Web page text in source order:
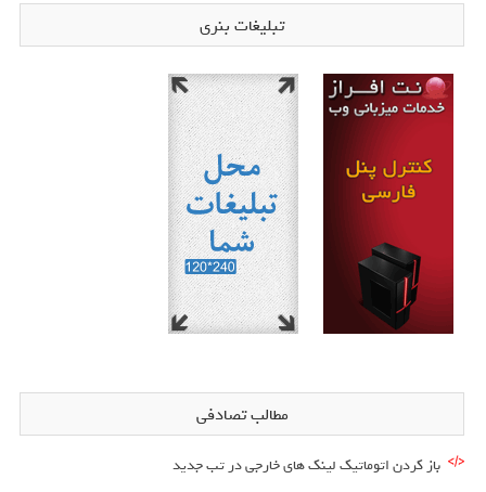
تبلیغات بنری
مطالب تصادفی
باز کردن اتوماتیک لینک های خارجی در تب جدید